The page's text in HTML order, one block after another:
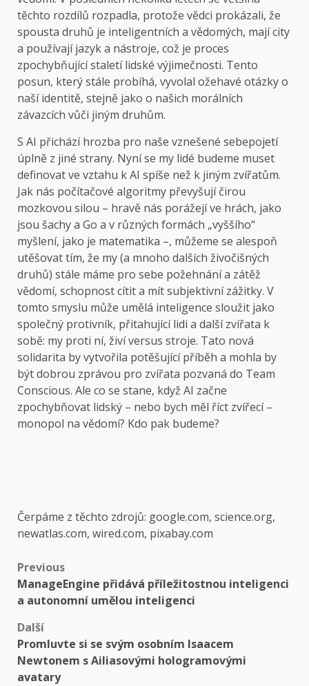
těchto rozdílů rozpadla, protože vědci prokázali, že
spousta druhů je inteligentních a vědomých, mají city
a používají jazyk a nástroje, což je proces
zpochybňující staletí lidské výjimečnosti. Tento
posun, který stále probíhá, vyvolal ožehavé otázky o
naší identitě, stejně jako o našich morálních
závazcích vůči jiným druhům.
S AI přichází hrozba pro naše vznešené sebepojetí
úplně z jiné strany. Nyní se my lidé budeme muset
definovat ve vztahu k AI spíše než k jiným zvířatům.
Jak nás počítačové algoritmy převyšují čirou
mozkovou silou – hravě nás porážejí ve hrách, jako
jsou šachy a Go a v různých formách „vyššího“
myšlení, jako je matematika –, můžeme se alespoň
utěšovat tím, že my (a mnoho dalších živočišných
druhů) stále máme pro sebe požehnání a zátěž
vědomí, schopnost cítit a mít subjektivní zážitky. V
tomto smyslu může umělá inteligence sloužit jako
společný protivník, přitahující lidi a další zvířata k
sobě: my proti ní, živí versus stroje. Tato nová
solidarita by vytvořila potěšující příběh a mohla by
být dobrou zprávou pro zvířata pozvaná do Team
Conscious. Ale co se stane, když AI začne
zpochybňovat lidský – nebo bych měl říct zvířecí –
monopol na vědomí? Kdo pak budeme?
Čerpáme z těchto zdrojů: google.com, science.org,
newatlas.com, wired.com, pixabay.com
Post
navigation
Previous
ManageEngine přidává příležitostnou inteligenci
a autonomní umělou inteligenci
Další
Promluvte si se svým osobním Isaacem
Newtonem s Ailiasovými hologramovými
avatary